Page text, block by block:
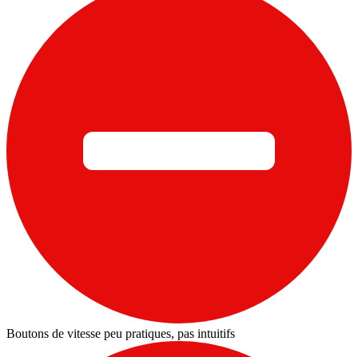
Boutons de vitesse peu pratiques, pas intuitifs